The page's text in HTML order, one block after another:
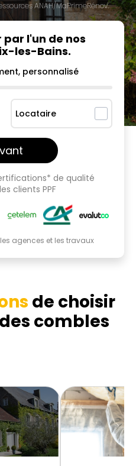
ANAH/MaPrimeRénov'.
par l'un de nos
les-Bains.
personnalisé
Locataire
de qualité
clients PPF
agences et les travaux
de choisir
combles